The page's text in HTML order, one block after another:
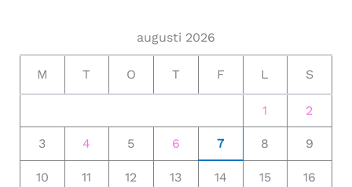
augusti 2026
M T O T F L S
1 2
3 4 5 6 7 8 9
10 11 12 13 14 15 16